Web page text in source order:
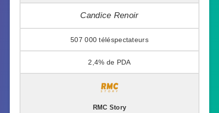
Candice Renoir
507 000
2,4%
RMC Story